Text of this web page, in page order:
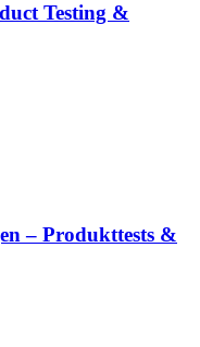
Testing &
– Produkttests &